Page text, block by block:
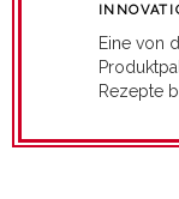
Eine von
Rezepte